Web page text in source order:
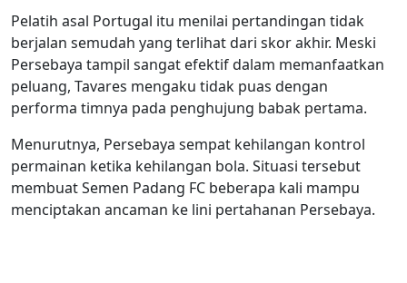
Pelatih asal Portugal itu menilai pertandingan tidak
berjalan semudah yang terlihat dari skor akhir. Meski
Persebaya tampil sangat efektif dalam memanfaatkan
peluang, Tavares mengaku tidak puas dengan
performa timnya pada penghujung babak pertama.
Menurutnya, Persebaya sempat kehilangan kontrol
permainan ketika kehilangan bola. Situasi tersebut
membuat Semen Padang FC beberapa kali mampu
menciptakan ancaman ke lini pertahanan Persebaya.